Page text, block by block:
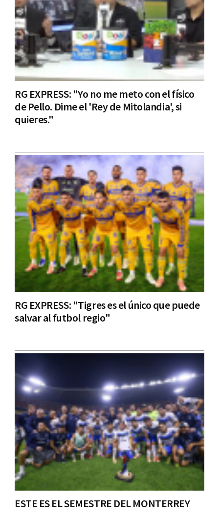
RG EXPRESS: "Yo no me meto con el físico
de Pello. Dime el 'Rey de Mitolandia', si
quieres."
RG EXPRESS: "Tigres es el único que puede
salvar al futbol regio"
ESTE ES EL SEMESTRE DEL MONTERREY